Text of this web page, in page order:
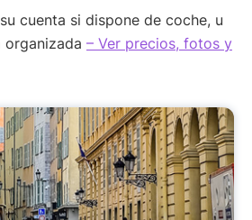
cuenta si dispone de coche, u
– Ver precios, fotos y